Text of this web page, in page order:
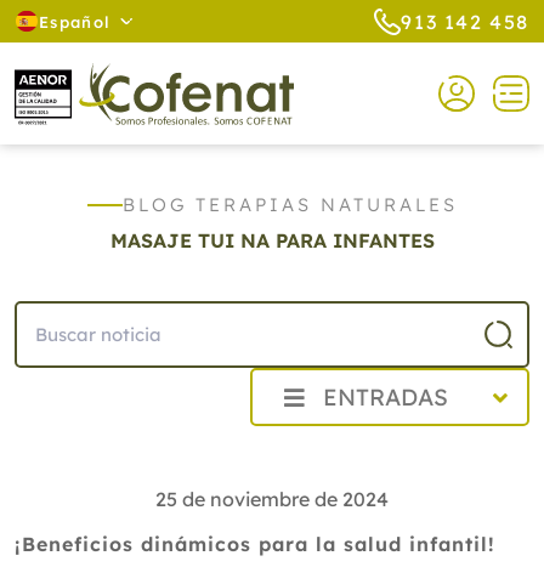
Español 913 142 458
BLOG TERAPIAS NATURALES
MASAJE TUI NA PARA INFANTES
ENTRADAS
2025
2024
25 de noviembre de 2024
¡Beneficios dinámicos para la salud infantil!